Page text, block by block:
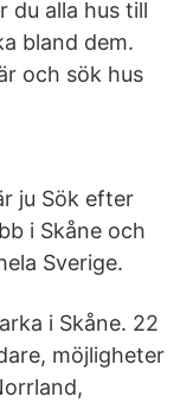
du alla hus till
bland dem.
och sök hus
ju Sök efter
i Skåne och
Sverige.
i Skåne. 22
möjligheter